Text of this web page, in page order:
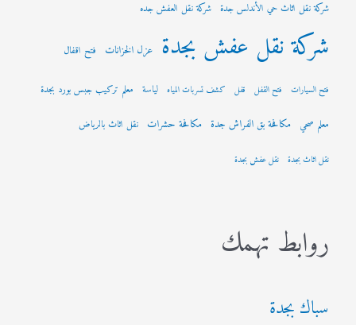
شركة نقل اثاث حي الأندلس جدة شركة نقل العفش جده
شركة نقل عفش بجدة عزل الخزانات فتح اقفال
فتح السيارات فتح القفل قفل كشف تسربات المياه لياسة معلم تركيب جبس بورد بجدة
معلم صحي مكافحة بق الفراش جدة مكافحة حشرات نقل اثاث بالرياض
نقل اثاث بجدة نقل عفش بجدة
روابط تهمك
سباك بجدة